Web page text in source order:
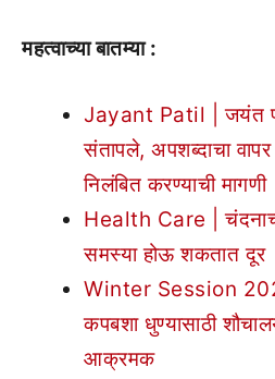
महत्वाच्या बातम्या :
Jayant Patil | जयंत
संतापले, अपशब्दाचा
निलंबित करण्याची मागणी
Health Care |
समस्या होऊ शकतात दूर
Winter Session
कपबशा धुण्यासाठी
आक्रमक